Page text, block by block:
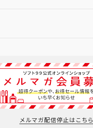
メルマガ配信停止はこちら